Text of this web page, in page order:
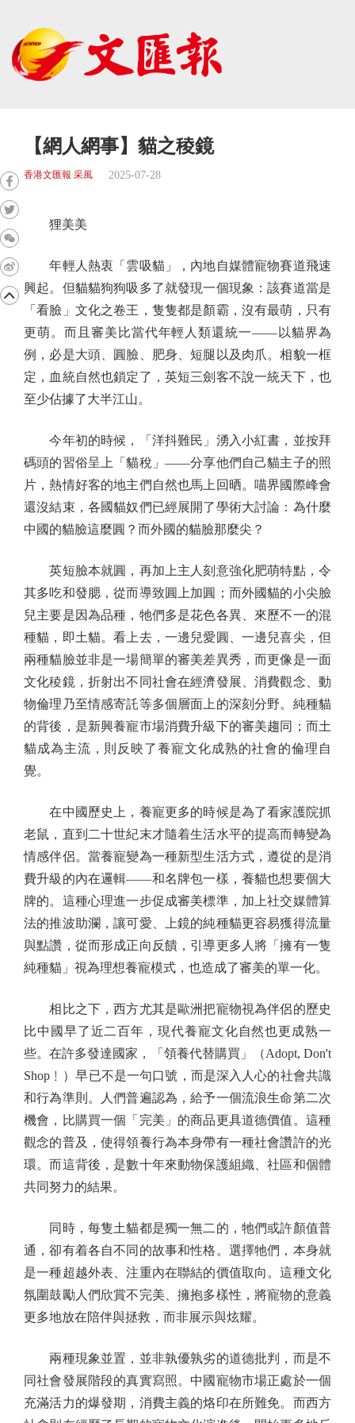
【網人網事】貓之稜鏡
香港文匯報 采風 2025-07-28
狸美美
年輕人熱衷「雲吸貓」，內地自媒體寵物賽道飛速
興起。但貓貓狗狗吸多了就發現一個現象：該賽道當是
「看臉」文化之卷王，隻隻都是顏霸，沒有最萌，只有
更萌。而且審美比當代年輕人類還統一——以貓界為
例，必是大頭、圓臉、肥身、短腿以及肉爪。相貌一框
定，血統自然也鎖定了，英短三劍客不說一統天下，也
至少佔據了大半江山。
今年初的時候，「洋抖難民」湧入小紅書，並按拜
碼頭的習俗呈上「貓稅」——分享他們自己貓主子的照
片，熱情好客的地主們自然也馬上回晒。喵界國際峰會
還沒結束，各國貓奴們已經展開了學術大討論：為什麼
中國的貓臉這麼圓？而外國的貓臉那麼尖？
英短臉本就圓，再加上主人刻意強化肥萌特點，令
其多吃和發腮，從而導致圓上加圓；而外國貓的小尖臉
兒主要是因為品種，牠們多是花色各異、來歷不一的混
種貓，即土貓。看上去，一邊兒愛圓、一邊兒喜尖，但
兩種貓臉並非是一場簡單的審美差異秀，而更像是一面
文化稜鏡，折射出不同社會在經濟發展、消費觀念、動
物倫理乃至情感寄託等多個層面上的深刻分野。純種貓
的背後，是新興養寵市場消費升級下的審美趨同；而土
貓成為主流，則反映了養寵文化成熟的社會的倫理自
覺。
在中國歷史上，養寵更多的時候是為了看家護院抓
老鼠，直到二十世紀末才隨着生活水平的提高而轉變為
情感伴侶。當養寵變為一種新型生活方式，遵從的是消
費升級的內在邏輯——和名牌包一樣，養貓也想要個大
牌的。這種心理進一步促成審美標準，加上社交媒體算
法的推波助瀾，讓可愛、上鏡的純種貓更容易獲得流量
與點讚，從而形成正向反饋，引導更多人將「擁有一隻
純種貓」視為理想養寵模式，也造成了審美的單一化。
相比之下，西方尤其是歐洲把寵物視為伴侶的歷史
比中國早了近二百年，現代養寵文化自然也更成熟一
些。在許多發達國家，「領養代替購買」（Adopt, Don't
Shop﹗）早已不是一句口號，而是深入人心的社會共識
和行為準則。人們普遍認為，給予一個流浪生命第二次
機會，比購買一個「完美」的商品更具道德價值。這種
觀念的普及，使得領養行為本身帶有一種社會讚許的光
環。而這背後，是數十年來動物保護組織、社區和個體
共同努力的結果。
同時，每隻土貓都是獨一無二的，牠們或許顏值普
通，卻有着各自不同的故事和性格。選擇牠們，本身就
是一種超越外表、注重內在聯結的價值取向。這種文化
氛圍鼓勵人們欣賞不完美、擁抱多樣性，將寵物的意義
更多地放在陪伴與拯救，而非展示與炫耀。
兩種現象並置，並非孰優孰劣的道德批判，而是不
同社會發展階段的真實寫照。中國寵物市場正處於一個
充滿活力的爆發期，消費主義的烙印在所難免。而西方